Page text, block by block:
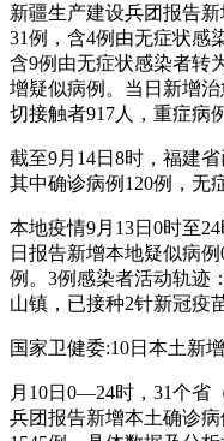
新疆生产建设兵团报告
31例，含4例由无症状感
含9例由无症状感染者转
增疑似病例。当日新增
切接触者917人，重症病
截至9月14日8时，福建
其中确诊病例120例，无
本地疫情9月13日0时至
日报告新增本地疑似病
例。3例感染者活动轨迹
山镇，已接种2针新冠疫
国家卫健委:10日本土新增
月10日0—24时，31个省
兵团报告新增本土确诊